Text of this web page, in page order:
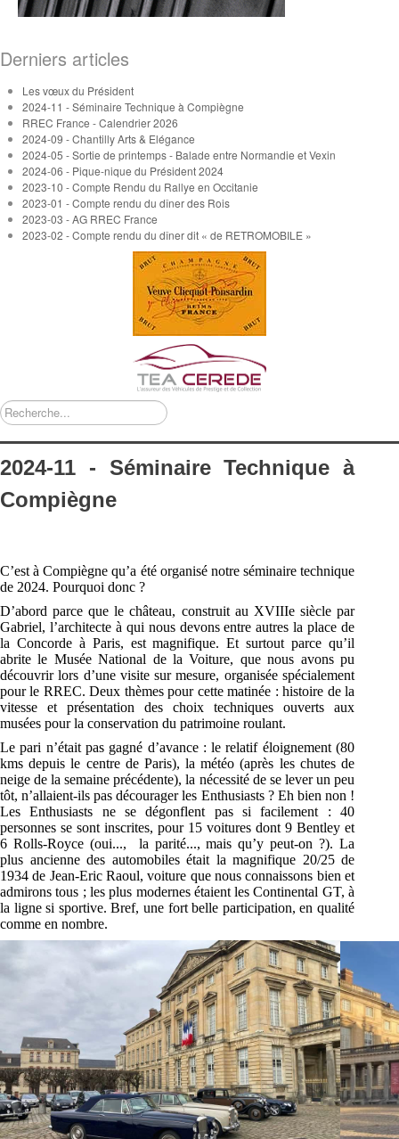
Derniers articles
Les vœux du Président
2024-11 - Séminaire Technique à Compiègne
RREC France - Calendrier 2026
2024-09 - Chantilly Arts & Elégance
2024-05 - Sortie de printemps - Balade entre Normandie et Vexin
2024-06 - Pique-nique du Président 2024
2023-10 - Compte Rendu du Rallye en Occitanie
2023-01 - Compte rendu du dîner des Rois
2023-03 - AG RREC France
2023-02 - Compte rendu du dîner dit « de RETROMOBILE »
Rechercher
2024-11 - Séminaire Technique à
Compiègne
C’est à Compiègne qu’a été organisé notre séminaire technique
de 2024. Pourquoi donc ?
D’abord parce que le château, construit au XVIIIesiècle par
Gabriel, l’architecte à qui nous devons entre autres la place de
la Concorde à Paris, est magnifique. Et surtout parce qu’il
abrite le Musée National de la Voiture, que nous avons pu
découvrir lors d’une visite sur mesure, organisée spécialement
pour le RREC. Deux thèmes pour cette matinée : histoire de la
vitesse et présentation des choix techniques ouverts aux
musées pour la conservation du patrimoine roulant.
Le pari n’était pas gagné d’avance : le relatif éloignement (80
kms depuis le centre de Paris), lamétéo (après les chutes de
neige de la semaine précédente), la nécessité de se lever un peu
tôt,n’allaient-ils pas décourager les Enthusiasts ? Eh bien non !
LesEnthusiasts ne se dégonflent pas sifacilement : 40
personnes se sont inscrites, pour 15 voitures dont 9 Bentley et
6 Rolls-Royce (oui...,
la parité..., mais qu’y peut-on ?). La
plus ancienne des automobiles était la magnifique 20/25 de
1934 de Jean-Eric Raoul, voiture que nous connaissons bien et
admirons tous ; les plus modernes étaient les Continental GT, à
la ligne si sportive. Bref, une fort belle participation, en qualité
comme en nombre.